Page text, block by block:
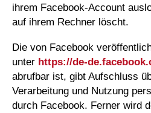
ihrem Facebook-Account
auf ihrem Rechner löscht.
Die von Facebook
unter https://de-
abrufbar ist, gibt Aufschluss
Verarbeitung und Nutzung
durch Facebook. Ferner wird